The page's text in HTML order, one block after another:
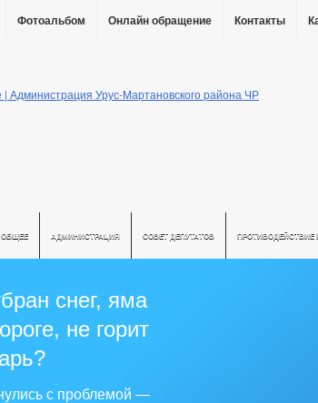
Фотоальбом Онлайн обращение Контакты
ОБЩЕЕ АДМИНИСТРАЦИЯ СОВЕТ ДЕПУТАТОВ ПРОТИВОДЕЙСТВИЕ
снег, яма
не горит
с проблемой —